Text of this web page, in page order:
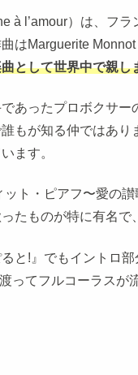
à l’amour）は、フ
はMarguerite Monnot
として世界中で親
あったプロボクサー
もが知る仲ではあ
ます。
ト・ピアフ〜愛の
たものが特に有名
と!』でもイントロ
ってフルコーラスが